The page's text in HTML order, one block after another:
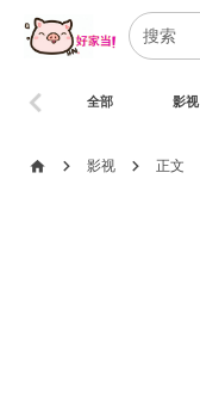
全部 影视
chevron_left
home chevron_right 影视 chevron_right 正文